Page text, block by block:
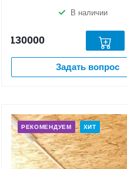
В наличии
130000
Задать вопрос
РЕКОМЕНДУЕМ ХИТ